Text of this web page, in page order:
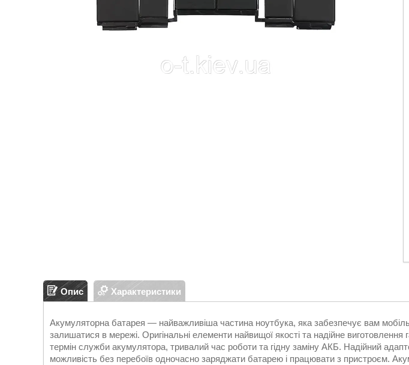
Опис Характеристики
Акумуляторна батарея — найважливіша частина ноутбука, яка забезпечує вам
залишатися в мережі. Оригінальні елементи найвищої якості та надійне
термін служби акумулятора, тривалий час роботи та гідну заміну АКБ. Надійний
можливість без перебоїв одночасно заряджати батарею і працювати з пристроєм.